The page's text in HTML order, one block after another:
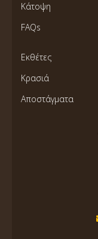
Κάτοψη
FAQs
Εκθέτες
Κρασιά
Αποστάγματα